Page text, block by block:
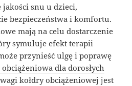
jakości snu u dzieci,
bezpieczeństwa i komfortu.
mają na celu dostarczenie
symuluje efekt terapii
przynieść ulgę i poprawę
obciążeniowa dla dorosłych
kołdry obciążeniowej jest